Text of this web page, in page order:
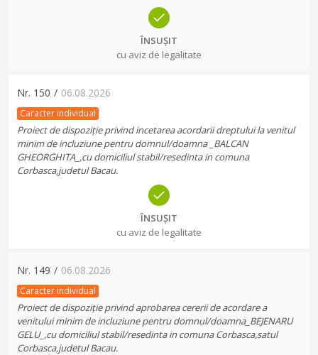
ÎNSUȘIT
cu aviz de legalitate
Nr. 150 / 06.08.2026
Caracter individual
Proiect de dispoziție privind incetarea acordarii dreptului la venitul
minim de incluziune pentru domnul/doamna _BALCAN
GHEORGHITA_,cu domiciliul stabil/resedinta in comuna
Corbasca,judetul Bacau.
ÎNSUȘIT
cu aviz de legalitate
Nr. 149 / 06.08.2026
Caracter individual
Proiect de dispoziție privind aprobarea cererii de acordare a
venitului minim de incluziune pentru domnul/doamna_BEJENARU
GELU_,cu domiciliul stabil/resedinta in comuna Corbasca,satul
Corbasca,judetul Bacau.